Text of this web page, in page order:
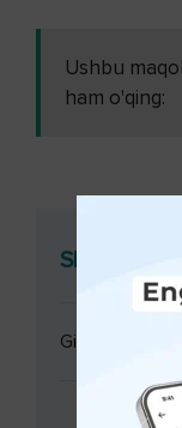
Ushbu
ham o'qing:
Shifokor
Ginekolog